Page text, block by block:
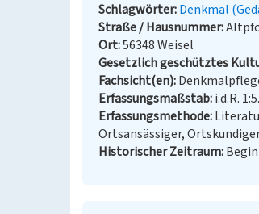
Schlagwörter Denkmal
Straße / Hausnummer
Ort 56348 Weisel
Gesetzlich geschütztes
Fachsicht(en)
Erfassungsmaßstab i.d.R.
Erfassungsmethode
Ortsansässiger,
Historischer Zeitraum